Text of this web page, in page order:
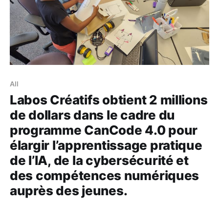
All
Labos Créatifs obtient 2 millions
de dollars dans le cadre du
programme CanCode 4.0 pour
élargir l’apprentissage pratique
de l’IA, de la cybersécurité et
des compétences numériques
auprès des jeunes.